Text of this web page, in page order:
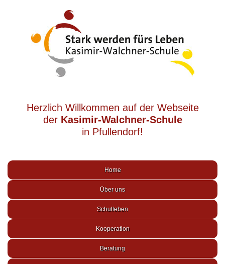
Herzlich Willkommen auf der Webseite
der Kasimir-Walchner-Schule
in Pfullendorf!
Home
Über uns
Schulleben
Kooperation
Beratung